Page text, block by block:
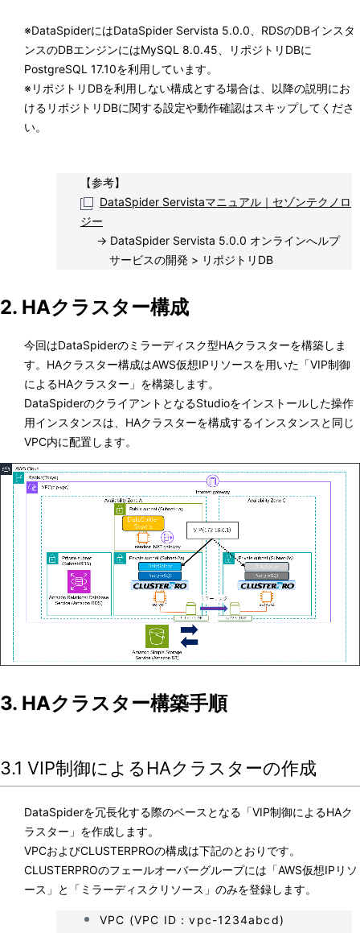
※DataSpiderにはDataSpider Servista 5.0.0、RDSのDBインスタ
ンスのDBエンジンにはMySQL 8.0.45、リポジトリDBに
PostgreSQL 17.10を利用しています。
※ リポジトリDBを利用しない構成とする場合は、以降の説明にお
けるリポジトリDBに関する設定や動作確認はスキップしてくださ
い。
【参考】
DataSpider Servistaマニュアル｜セゾンテクノロ
ジー
→ DataSpider Servista 5.0.0 オンラインへルプ
サービスの開発 > リポジトリDB
2. HAクラスター構成
今回はDataSpiderのミラーディスク型HAクラスターを構築しま
す。HAクラスター構成はAWS仮想IPリソースを用いた「VIP制御
によるHAクラスター」を構築します。
DataSpiderのクライアントとなるStudioをインストールした操作
用インスタンスは、HAクラスターを構成するインスタンスと同じ
VPC内に配置します。
3. HAクラスター構築手順
3.1 VIP制御によるHAクラスターの作成
DataSpiderを冗長化する際のベースとなる「VIP制御によるHAク
ラスター」を作成します。
VPCおよびCLUSTERPROの構成は下記のとおりです。
CLUSTERPROのフェールオーバーグループには「AWS仮想IPリソ
ース」と「ミラーディスクリソース」のみを登録します。
VPC (VPC ID：vpc-1234abcd)